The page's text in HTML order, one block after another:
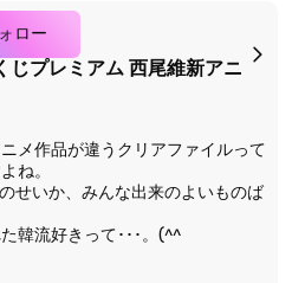
ロー
じプレミアム 西尾維新アニ
メ作品が違うクリアファイルって
ね。
せいか、みんな出来のよいものば
韓流好きって･･･。(^^ゞ